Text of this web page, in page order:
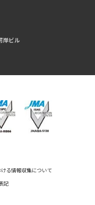
岸ビル
る情報収集について
記